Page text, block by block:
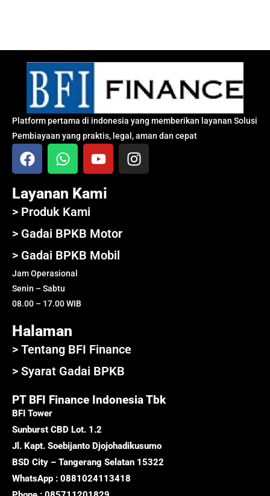
Platform pertama di indonesia yang memberikan layanan Solusi
Pembiayaan yang praktis, legal, aman dan cepat
Layanan Kami
> Produk Kami
> Gadai BPKB Motor
> Gadai BPKB Mobil
Jam Operasional
Senin – Sabtu
08.00 – 17.00 WIB
Halaman
> Tentang BFI Finance
> Syarat Gadai BPKB
PT BFI Finance Indonesia Tbk
BFI Tower
Sunburst CBD Lot. 1.2
Jl. Kapt. Soebijanto Djojohadikusumo
BSD City – Tangerang Selatan 15322
WhatsApp : 0881024113418